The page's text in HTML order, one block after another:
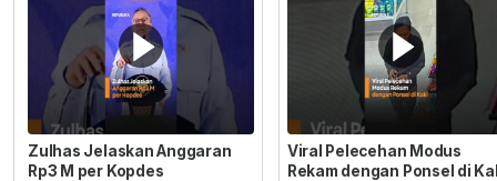
Zulhas Jelaskan Anggaran
Rp3 M per Kopdes
Viral Pelecehan Modus
Rekam dengan Ponsel di